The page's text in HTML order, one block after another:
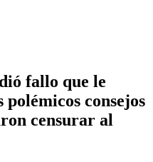
fallo que le
consejos
censurar al